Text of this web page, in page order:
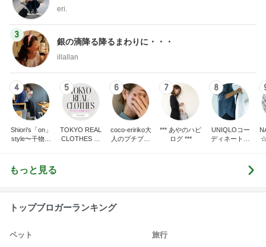
eri.
3
銀の滴降る降るまわりに・・・
illallan
4
Shiori's「on」
style〜干物女
5
TOKYO REAL
CLOTHES 大
6
coco-eririko大
人のプチプラ
7
*** あやのハピ
ログ ***
8
UNIQLOコー
ディネート日
もっと見る
トップブロガーランキング
ペット 旅行